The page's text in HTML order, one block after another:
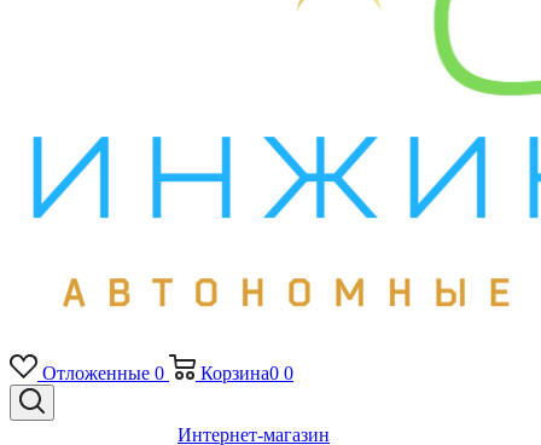
Отложенные 0 Корзина0 0
Интернет-магазин